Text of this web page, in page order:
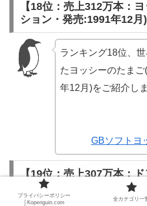
【18位：売上312万本：
ション・発売:1991年12月
ランキング18位、
たヨッシーのたま
年12月)をご紹介しま
GBソフトヨ
【19位：売上307万本：
ョン・発売:1994年6月)】
プライバシーポリシー
│Kopenguin.com
全カテゴリ一